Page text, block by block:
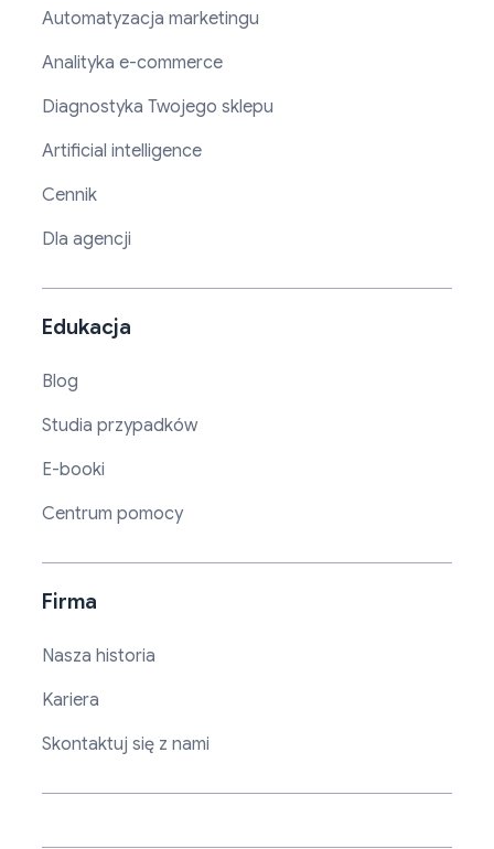
Automatyzacja marketingu
Analityka e-commerce
Diagnostyka Twojego sklepu
Artificial intelligence
Cennik
Dla agencji
Edukacja
Blog
Studia przypadków
E-booki
Centrum pomocy
Firma
Nasza historia
Kariera
Skontaktuj się z nami